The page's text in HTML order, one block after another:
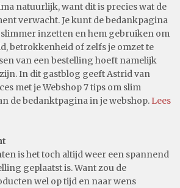
natuurlijk, want dit is precies wat de
verwacht. Je kunt de bedankpagina
inzetten en hem gebruiken om
betrokkenheid of zelfs je omzet te
van een bestelling hoeft namelijk
In dit gastblog geeft Astrid van
met je Webshop 7 tips om slim
de bedanktpagina in je webshop. Lees
is het toch altijd weer een spannend
geplaatst is. Want zou de
wel op tijd en naar wens